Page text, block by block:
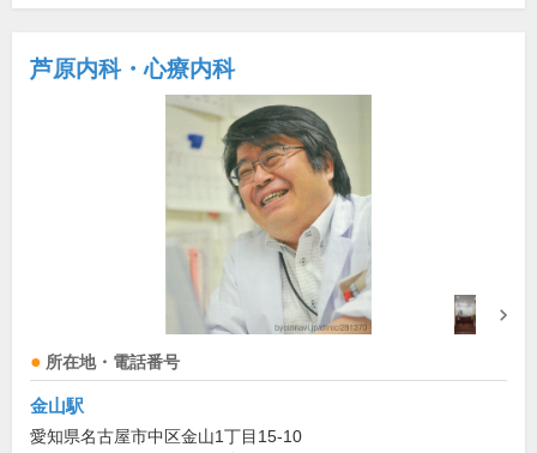
芦原内科・心療内科
所在地・電話番号
金山駅
愛知県名古屋市中区金山1丁目15-10